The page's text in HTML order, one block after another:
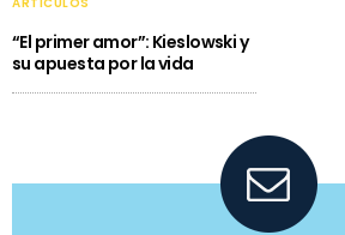
“El primer amor”: Kieslowski y
su apuesta por la vida